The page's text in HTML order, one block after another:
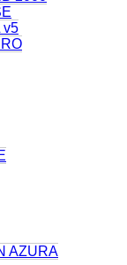
v5
AZURA